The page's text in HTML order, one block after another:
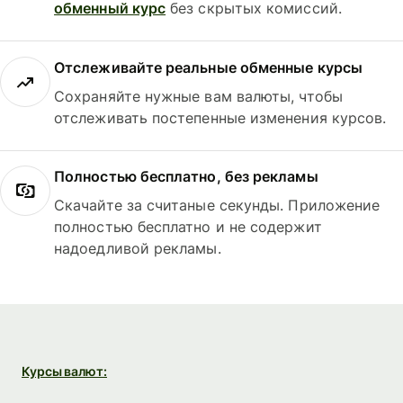
обменный курс без скрытых комиссий.
Отслеживайте реальные обменные курсы
Сохраняйте нужные вам валюты, чтобы
отслеживать постепенные изменения курсов.
Полностью бесплатно, без рекламы
Скачайте за считаные секунды. Приложение
полностью бесплатно и не содержит
надоедливой рекламы.
Курсы валют: